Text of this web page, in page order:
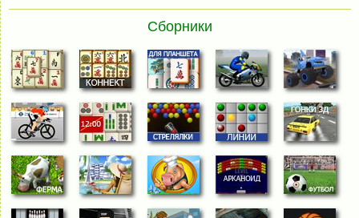
Сборники